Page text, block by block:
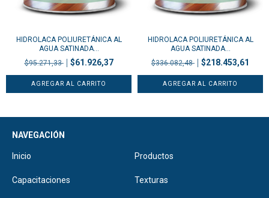
HIDROLACA POLIURETÁNICA AL
AGUA SATINADA...
$95.271,33
$61.926,37
HIDROLACA POLIURETÁNICA AL
AGUA SATINADA...
$336.082,48
$218.453,61
NAVEGACIÓN
Inicio Productos
Capacitaciones Texturas